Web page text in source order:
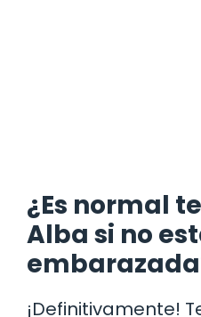
¿Es normal
Alba si no
¡Definitivamente!